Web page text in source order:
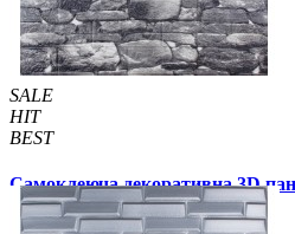
SALE
HIT
BEST
Самоклеюча декоративна 3D
700x770x3мм (40-3)